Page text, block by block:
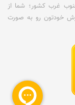
غرب کشور؛ شما از
خودتون رو به صورت